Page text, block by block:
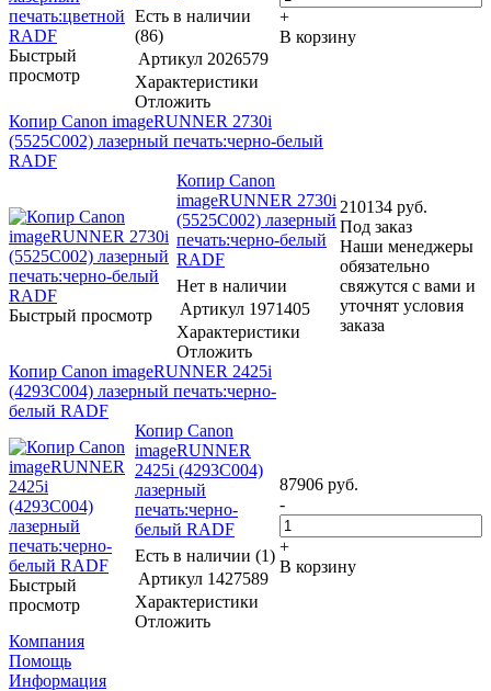
Быстрый
просмотр
Есть в наличии
(86)
Артикул 2026579
Характеристики
Отложить
+
В корзину
Копир Canon imageRUNNER 2730i
(5525C002) лазерный печать:черно-белый
RADF
Быстрый просмотр
Копир Canon
imageRUNNER 2730i
(5525C002) лазерный
печать:черно-белый
RADF
Нет в наличии
Артикул 1971405
Характеристики
Отложить
210134 руб.
Под заказ
Наши менеджеры
обязательно
свяжутся с вами и
уточнят условия
заказа
Копир Canon imageRUNNER 2425i
(4293C004) лазерный печать:черно-
белый RADF
Быстрый
просмотр
Копир Canon
imageRUNNER
2425i (4293C004)
лазерный
печать:черно-
белый RADF
Есть в наличии (1)
Артикул 1427589
Характеристики
Отложить
87906 руб.
-
+
В корзину
Компания
Помощь
Информация